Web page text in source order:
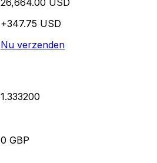
+347.75 USD
Nu verzenden
1.333200
0 GBP